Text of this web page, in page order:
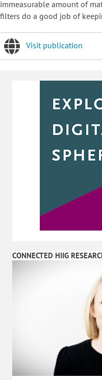
immeasurable amount of
filters do a good job of
Visit publication
CONNECTED HIIG